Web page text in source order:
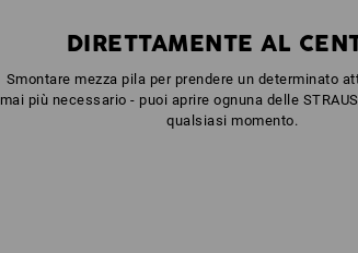
DIRETTAMENTE AL
Smontare mezza pila per prendere un determinato
mai più necessario - puoi aprire ognuna delle
qualsiasi momento.